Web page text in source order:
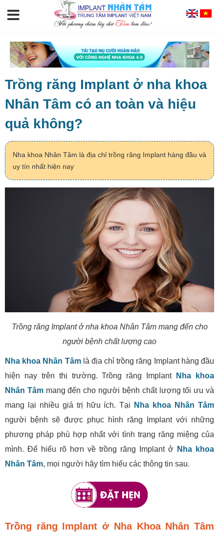
Trồng răng Implant ở nha khoa
Nhân Tâm có an toàn và hiệu
quả không?
Nha khoa Nhân Tâm là địa chỉ trồng răng Implant hàng đầu và
uy tín nhất hiện nay
Trồng răng Implant ở nha khoa Nhân Tâm mang đến cho
người bệnh chất lượng cao
Nha khoa Nhân Tâmlà địa chỉ trồng răng Implant hàng đầu
hiện nay trên thị trường. Trồng răng Implant
Nha khoa
Nhân Tâmmang đến cho người bệnh chất lượng tối ưu và
mang lại nhiều giá trị hữu ích. Tại
Nha khoa Nhân Tâm
người bệnh sẽ được phục hình răng Implant với những
phương pháp phù hợp nhất với tình trạng răng miệng của
mình. Để hiểu rõ hơn về trồng răng Implant ở
Nha khoa
Nhân Tâm, mọi người hãy tìm hiểu các thông tin sau.
Trồng răng Implant ở Nha Khoa Nhân Tâm